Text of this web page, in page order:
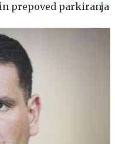
prepoved parkiranja